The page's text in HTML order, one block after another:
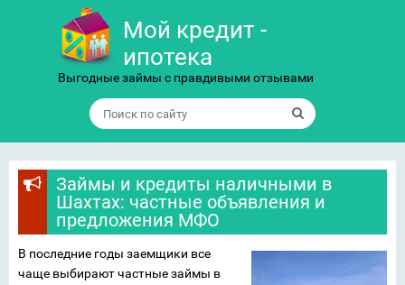
Мой кредит -
ипотека
Выгодные займы с правдивыми отзывами
Займы и кредиты наличными в
Шахтах: частные объявления и
предложения МФО
В последние годы заемщики все
чаще выбирают частные займы в